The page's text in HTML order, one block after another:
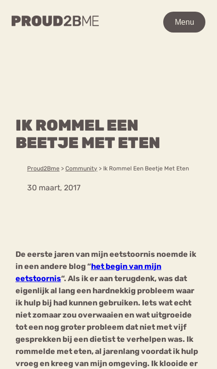
Menu
IK ROMMEL EEN
BEETJE MET ETEN
Proud2Bme > Community > Ik Rommel Een Beetje Met Eten
30 maart, 2017
De eerste jaren van mijn eetstoornis noemde ik
in een andere blog “het begin van mijn
eetstoornis“. Als ik er aan terugdenk, was dat
eigenlijk al lang een hardnekkig probleem waar
ik hulp bij had kunnen gebruiken. Iets wat echt
niet zomaar zou overwaaien en wat uitgroeide
tot een nog groter probleem dat niet met vijf
gesprekken bij een dietist te verhelpen was. Ik
rommelde met eten, al jarenlang voordat ik hulp
vroeg en kreeg van mijn omgeving. Ik klooide er
Menu
Content
Over ons
Chat
Forum
WAAR BEN JE NAAR OP
Over proud2bme
Contact
Vacatures
mia
Nerv
osa
Eetstoornis Anorexia Nervosa
Eetbuien Piekeren Sport
Trauma
Orthorexia
Afvallen Angst